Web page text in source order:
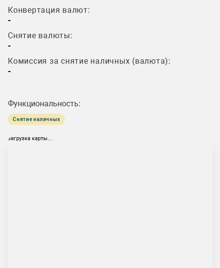
Конвертация валют:
-
Снятие валюты:
-
Комиссия за снятие наличных (валюта):
-
Функциональность:
Снятие наличных
загрузка карты...